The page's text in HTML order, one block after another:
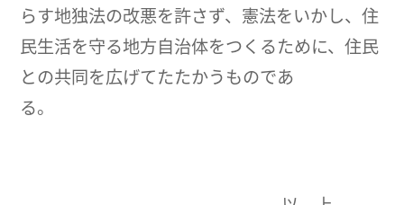
らす地独法の改悪を許さず、憲法をいかし、住
民生活を守る地方自治体をつくるために、住民
との共同を広げてたたかうものであ
る。